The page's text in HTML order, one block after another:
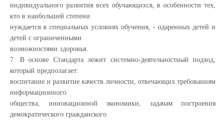
индивидуального развития всех обучающихся, в особенности тех,
кто в наибольшей степени
нуждается в специальных условиях обучения, - одаренных детей и
детей с ограниченными
возможностями здоровья.
7. В основе Стандарта лежит системно-деятельностный подход,
который предполагает:
воспитание и развитие качеств личности, отвечающих требованиям
информационного
общества, инновационной экономики, задачам построения
демократического гражданского